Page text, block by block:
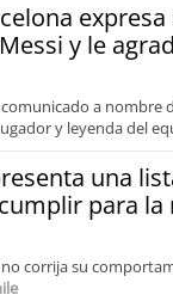
y le
a nombre
y leyenda del
una
para
corrija su